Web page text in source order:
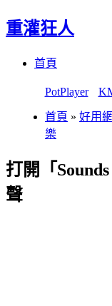
重灌狂人
首頁
PotPlayer
首頁 » 好用
樂
打開「
聲